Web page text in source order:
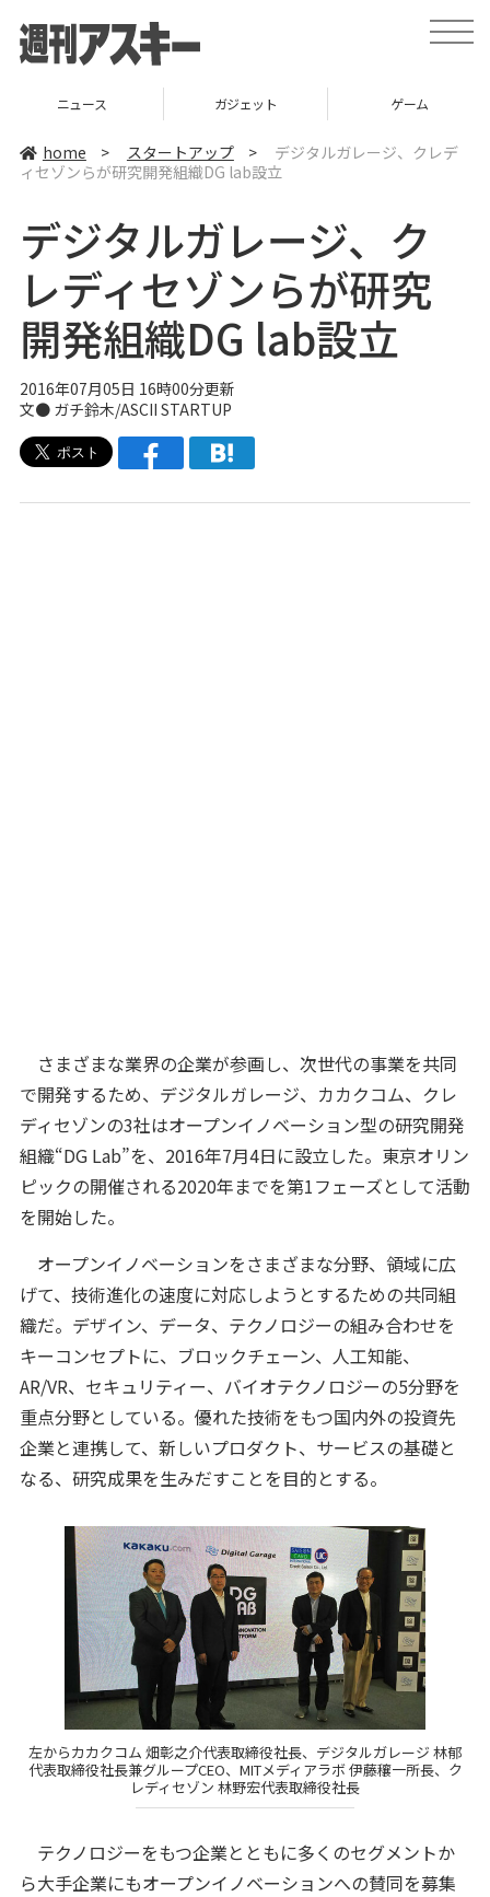
t
o
a
v
ニュース ガジェット ゲーム
home > スタートアップ >
デジタルガレージ、クレデ
ィセゾンらが研究開発組織DG lab設立
デジタルガレージ、ク
レディセゾンらが研究
開発組織DG lab設立
2016年07月05日 16時00分更新
文● ガチ鈴木/ASCII STARTUP
さまざまな業界の企業が参画し、次世代の事業を共同
で開発するため、デジタルガレージ、カカクコム、クレ
ディセゾンの3社はオープンイノベーション型の研究開発
組織“DG Lab”を、2016年7月4日に設立した。東京オリン
ピックの開催される2020年までを第1フェーズとして活動
を開始した。
オープンイノベーションをさまざまな分野、領域に広
げて、技術進化の速度に対応しようとするための共同組
織だ。デザイン、データ、テクノロジーの組み合わせを
キーコンセプトに、ブロックチェーン、人工知能、
AR/VR、セキュリティー、バイオテクノロジーの5分野を
重点分野としている。優れた技術をもつ国内外の投資先
企業と連携して、新しいプロダクト、サービスの基礎と
なる、研究成果を生みだすことを目的とする。
左からカカクコム 畑彰之介代表取締役社長、デジタルガレージ 林郁
代表取締役社長兼グループCEO、MITメディアラボ 伊藤穰一所長、ク
レディセゾン 林野宏代表取締役社長
テクノロジーをもつ企業とともに多くのセグメントか
ら大手企業にもオープンイノベーションへの賛同を募集